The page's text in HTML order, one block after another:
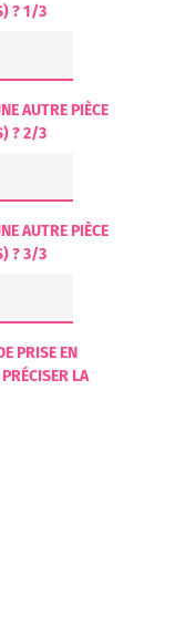
? 1/3
AUTRE PIÈCE
? 2/3
AUTRE PIÈCE
? 3/3
PRISE EN
LA
HUMAINS, MERCI DE